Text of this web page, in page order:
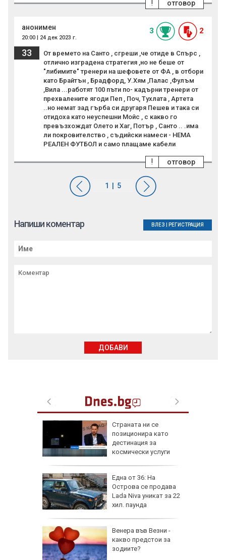
Страната ни се
позиционира като
дестинация за
космически услуги
Една от 36: На
Острова се продава
Lada Niva уникат за 22
хил. паунда
Венера във Везни -
какво предстои за
зодиите?
отговор
!
анонимен
20:00 | 24 дек 2023 г.
3 2
33
От времето на Санто , сгреши ,че отиде в Спърс ,
отлично изградена стратегия ,но не беше от
"либимите" тренери на шефовете от ФА , в отбори
като Брайтън , Брадфорд, У.Хям ,Палас ,Фулъм
,Вила ...работят 100 пъти по- кадърни тренери от
прехвалените ягоди Пеп , Поч, Тухлата , Артета
..но немат зад гърба си другаря Пешев и така си
отидоха като неуспешни Мойс , с какво го
превъзхождат Олето и Хаг, Потър , Санто .. .има
ли покровителство , съдийски намеси - НЕМА
РЕАЛЕН ФУТБОЛ и само плащаме кабели
отговор
!
Напиши коментар ВЛЕЗ РЕГИСТРАЦИЯ
ДОБАВИ